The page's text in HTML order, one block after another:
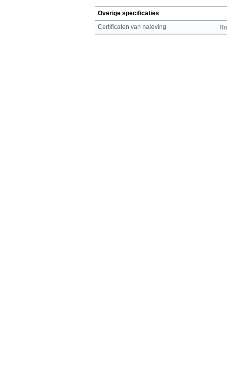
Overige specificaties
Certificaten van naleving